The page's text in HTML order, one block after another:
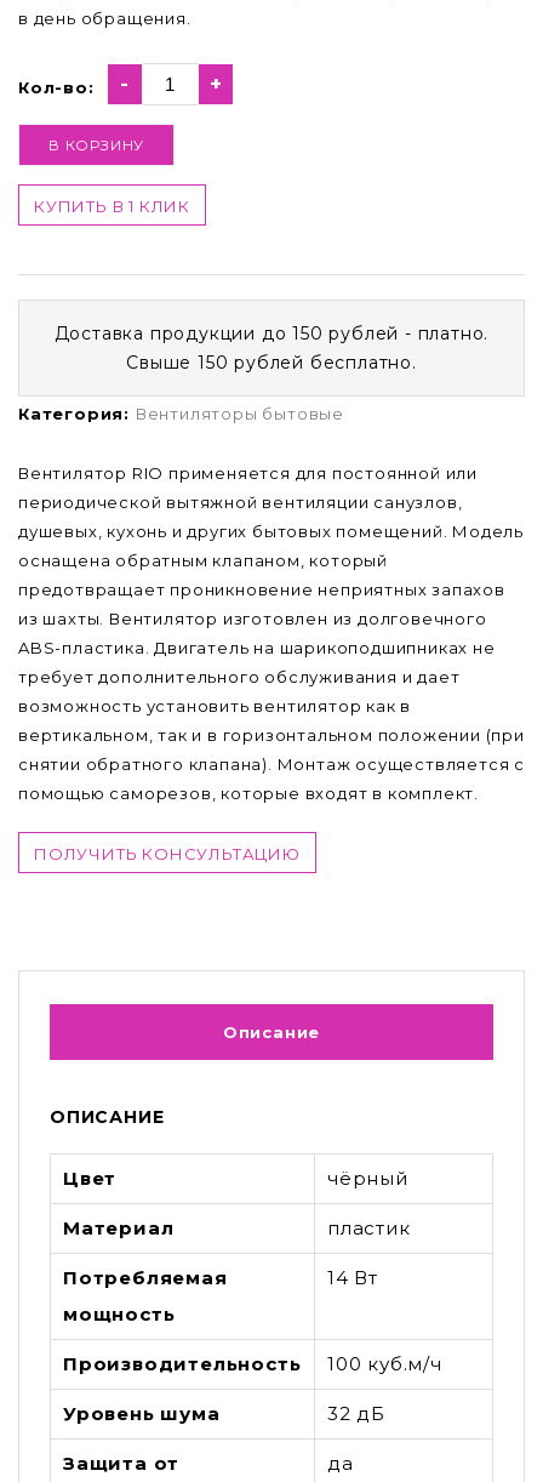
в день обращения.
Кол-во: - +
В КОРЗИНУ
КУПИТЬ В 1 КЛИК
Доставка продукции до 150 рублей - платно.
Свыше 150 рублей бесплатно.
Категория: Вентиляторы бытовые
Вентилятор RIO применяется для постоянной или
периодической вытяжной вентиляции санузлов,
душевых, кухонь и других бытовых помещений. Модель
оснащена обратным клапаном, который
предотвращает проникновение неприятных запахов
из шахты. Вентилятор изготовлен из долговечного
ABS-пластика. Двигатель на шарикоподшипниках не
требует дополнительного обслуживания и дает
возможность установить вентилятор как в
вертикальном, так и в горизонтальном положении (при
снятии обратного клапана). Монтаж осуществляется с
помощью саморезов, которые входят в комплект.
ПОЛУЧИТЬ КОНСУЛЬТАЦИЮ
Описание
ОПИСАНИЕ
Цвет чёрный
Материал пластик
Потребляемая
мощность
14 Вт
Производительность 100 куб.м/ч
Уровень шума 32 дБ
Защита от да